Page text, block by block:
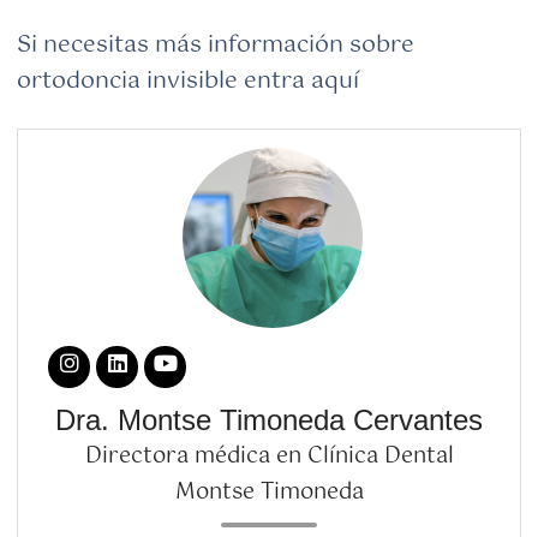
Si necesitas más información sobre
ortodoncia invisible entra aquí
Dra. Montse Timoneda Cervantes
Directora médica en Clínica Dental
Montse Timoneda